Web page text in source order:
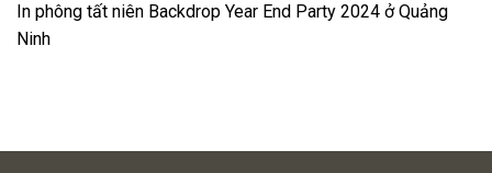
In phông tất niên Backdrop Year End Party 2024 ở Quảng
Ninh